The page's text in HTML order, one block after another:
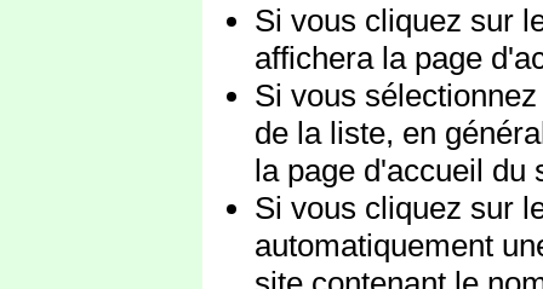
Si vous cliquez sur
affichera la page
Si vous
de la liste, en
la page d'accueil du
Si vous cliquez sur
automatiquement